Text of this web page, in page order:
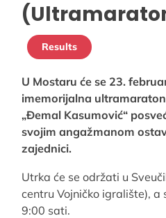
Results
U Mostaru će se 23.
imemorijalna
„Đemal Kasumović“
svojim angažmanom
zajednici.
Utrka će se održati u
centru Vojničko igralište),
9:00 sati.